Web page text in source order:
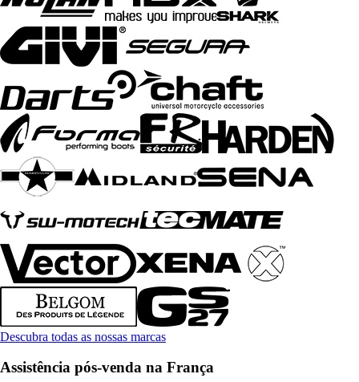
Descubra todas as nossas marcas
Assistência pós-venda na França